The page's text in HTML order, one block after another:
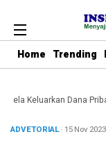
Home Trending
Keluarkan Dana
ADVETORIAL· 15 Nov 2023